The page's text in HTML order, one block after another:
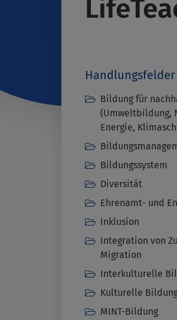
Handlungsfelder
Bildung für
(Umweltbildung,
Energie,
Bildungssystem
Diversität
Ehrenamt- und
Inklusion
Integration von
Migration
Interkulturelle
Kulturelle
MINT-Bildung